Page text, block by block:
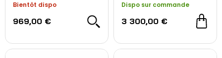
Bientôt dispo
969,00 €
Dispo sur commande
3 300,00 €